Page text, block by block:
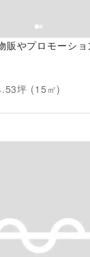
販やプロモーシ
坪 (15 ㎡)